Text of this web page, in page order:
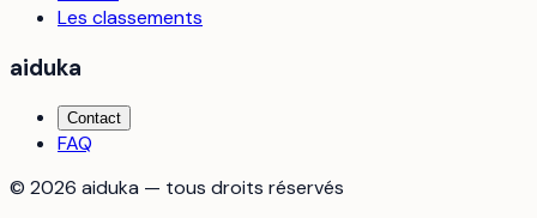
Les classements
aiduka
Contact
FAQ
© 2026 aiduka — tous droits réservés